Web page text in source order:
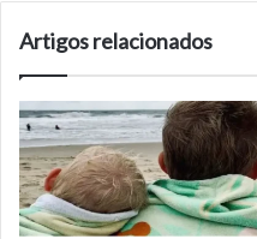
Artigos relacionados